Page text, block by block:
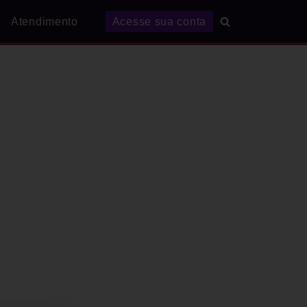
Atendimento Acesse sua conta